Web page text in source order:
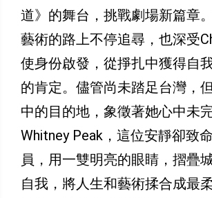
道》的舞台，挑戰劇場新篇章
藝術的路上不停追尋，也深受
使身份啟發，從掙扎中獲得自
的肯定。儘管尚未踏足台灣，
中的目的地，象徵著她心中未
Whitney Peak，這位安靜卻致
員，用一雙明亮的眼睛，摺疊
自我，將人生和藝術揉合成最